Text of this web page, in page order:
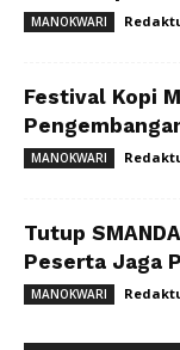
MANOKWARI
Festival Kopi
MANOKWARI
Tutup
Peserta Jaga
MANOKWARI